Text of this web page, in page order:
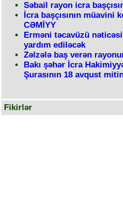
Səbail rayon icra
İcra başçısının müavini
CƏMİYY
Erməni təcavüzü
yardım ediləcək
Zəlzələ baş verən
Bakı şəhər İcra
Şurasının 18 avqust
Fikirlər